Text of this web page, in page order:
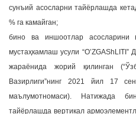
сунъий асосларни тайёрлашда
% га камайган;
бино ва иншоотлар асосларини
мустаҳкамлаш усули
жараёнида жорий қилинган
Вазирлиги”нинг 2021 йил 17
маълумотномаси). Натижада
тайёрлашда вертикал